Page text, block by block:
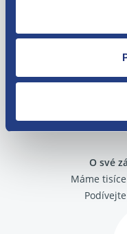
Nejste
Zboží
zakoupení.
O své
Máme